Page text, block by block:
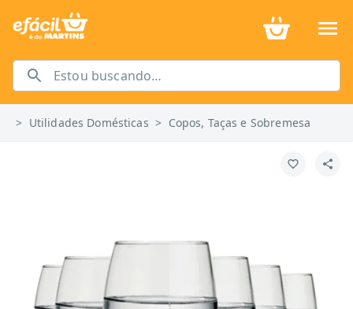
> Utilidades Domésticas > Copos, Taças e Sobremesa